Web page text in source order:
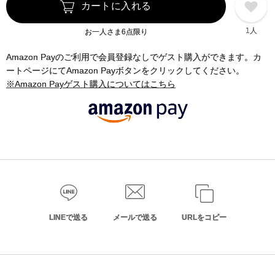
カートに入れる
お一人さま6点限り 1人
Amazon Payのご利用で会員登録なしでゲスト購入ができます。カ
ートページにてAmazon Payボタンをクリックしてください。
※Amazon Payゲスト購入についてはこちら
LINEで送る メールで送る URLをコピー